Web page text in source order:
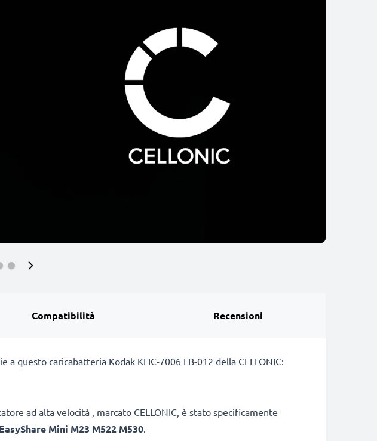
Compatibilità Recensioni
questo caricabatteria Kodak KLIC-7006 LB-012 della CELLONIC:
ad alta velocità , marcato CELLONIC, è stato specificamente
EasyShare Mini M23 M522 M530